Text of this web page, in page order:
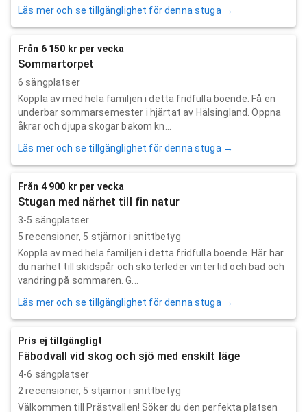
Läs mer och se tillgänglighet för denna stuga →
Från 6 150 kr per vecka
Sommartorpet
6 sängplatser
Koppla av med hela familjen i detta fridfulla boende. Få en
underbar sommarsemester i hjärtat av Hälsingland. Öppna
åkrar och djupa skogar bakom kn...
Läs mer och se tillgänglighet för denna stuga →
Från 4 900 kr per vecka
Stugan med närhet till fin natur
3-5 sängplatser
5 recensioner, 5 stjärnor i snittbetyg
Koppla av med hela familjen i detta fridfulla boende. Här har
du närhet till skidspår och skoterleder vintertid och bad och
vandring på sommaren. G...
Läs mer och se tillgänglighet för denna stuga →
Pris ej tillgängligt
Fäbodvall vid skog och sjö med enskilt läge
4-6 sängplatser
2 recensioner, 5 stjärnor i snittbetyg
Välkommen till Prästvallen! Söker du den perfekta platsen